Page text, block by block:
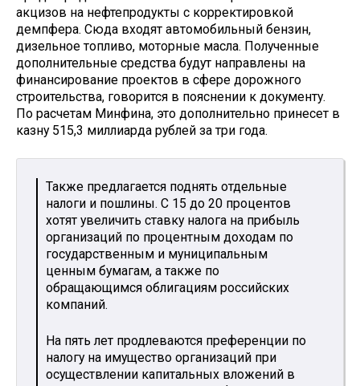
акцизов на нефтепродукты с корректировкой
демпфера. Сюда входят автомобильный бензин,
дизельное топливо, моторные масла. Полученные
дополнительные средства будут направлены на
финансирование проектов в сфере дорожного
строительства, говорится в пояснении к документу.
По расчетам Минфина, это дополнительно принесет в
казну 515,3 миллиарда рублей за три года.
Также предлагается поднять отдельные
налоги и пошлины. С 15 до 20 процентов
хотят увеличить ставку налога на прибыль
организаций по процентным доходам по
государственным и муниципальным
ценным бумагам, а также по
обращающимся облигациям российских
компаний.
На пять лет продлеваются преференции по
налогу на имущество организаций при
осуществлении капитальных вложений в